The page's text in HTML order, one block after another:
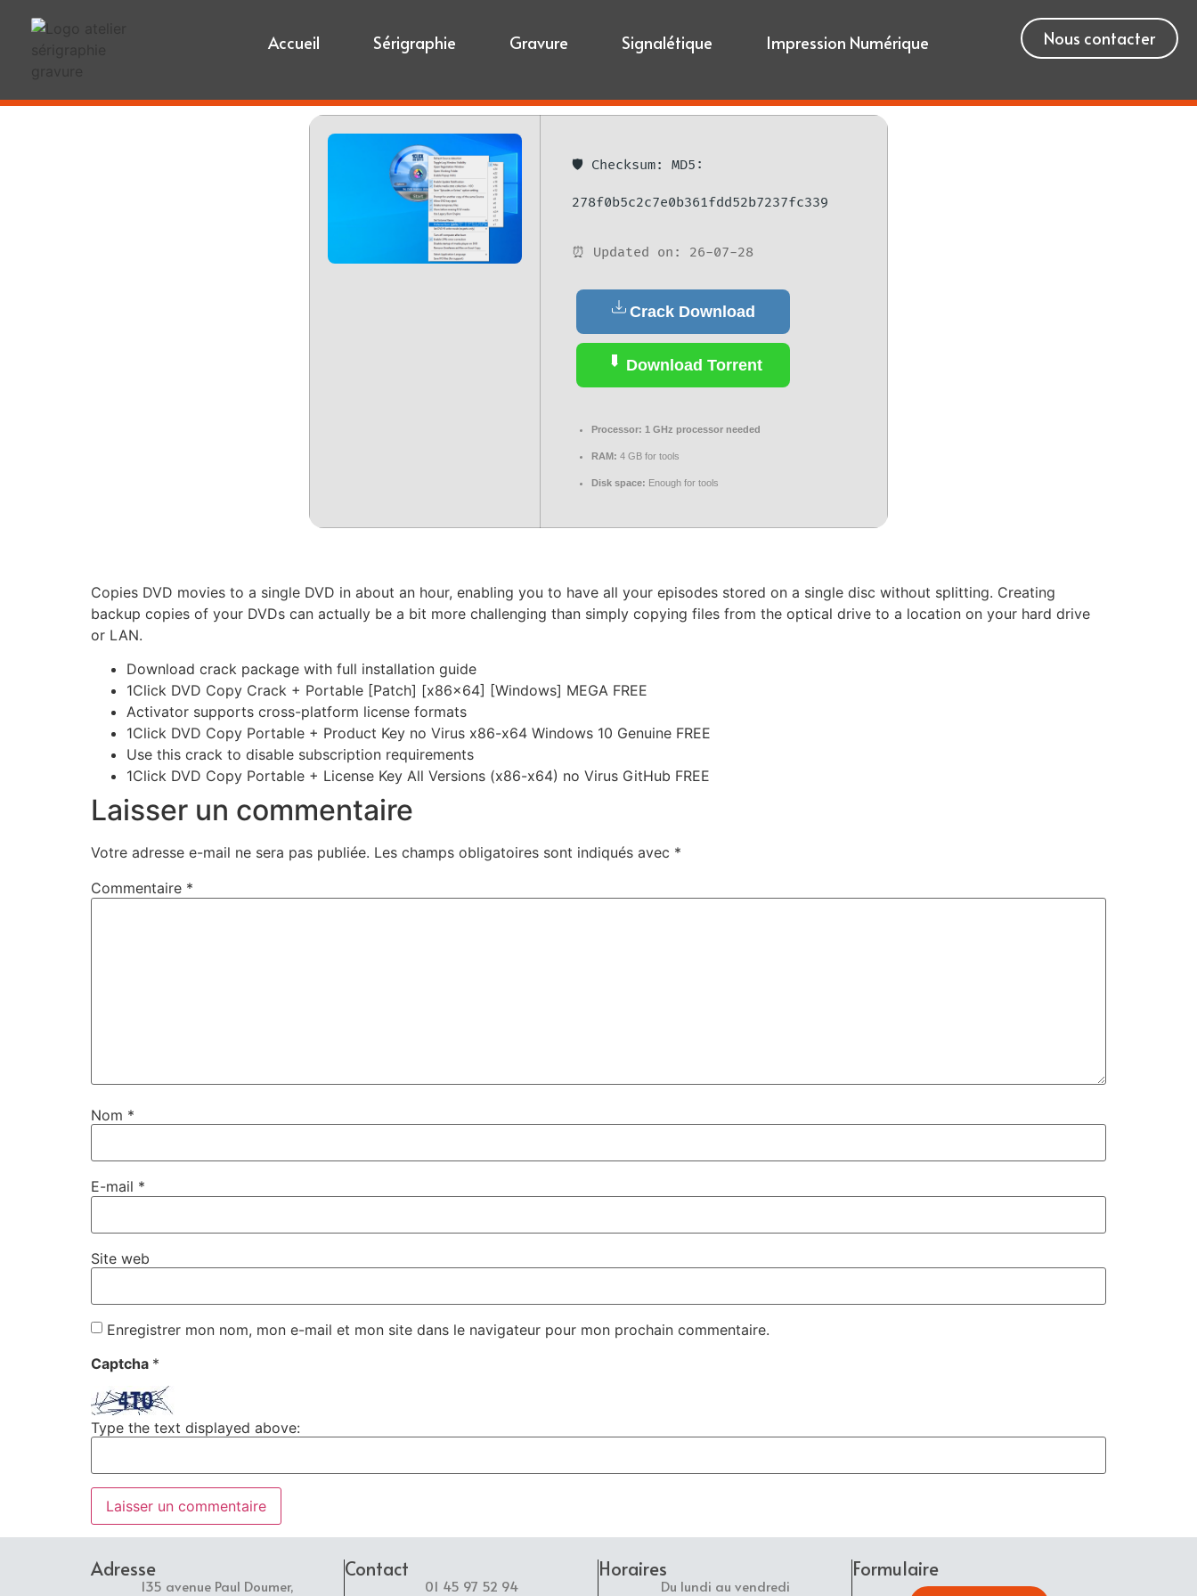
Accueil Sérigraphie Gravure Signalétique Impression Numérique Nous contacter
🛡️ Checksum: MD5:
278f0b5c2c7e0b361fdd52b7237fc339
⏰ Updated on: 26-07-28
Crack Download
Download Torrent
Processor: 1 GHz processor needed
RAM: 4 GB for tools
Disk space: Enough for tools
Copies DVD movies to a single DVD in about an hour, enabling you to have all your episodes stored on a single disc without splitting. Creating
backup copies of your DVDs can actually be a bit more challenging than simply copying files from the optical drive to a location on your hard drive
or LAN.
Download crack package with full installation guide
1Click DVD Copy Crack + Portable [Patch] [x86x64] [Windows] MEGA FREE
Activator supports cross-platform license formats
1Click DVD Copy Portable + Product Key no Virus x86-x64 Windows 10 Genuine FREE
Use this crack to disable subscription requirements
1Click DVD Copy Portable + License Key All Versions (x86-x64) no Virus GitHub FREE
Laisser un commentaire
Votre adresse e-mail ne sera pas publiée. Les champs obligatoires sont indiqués avec *
Commentaire *
Nom *
E-mail *
Site web
Enregistrer mon nom, mon e-mail et mon site dans le navigateur pour mon prochain commentaire.
Captcha *
Type the text displayed above:
Adresse
135 avenue Paul Doumer,
Contact
01 45 97 52 94
Horaires
Du lundi au vendredi
Formulaire